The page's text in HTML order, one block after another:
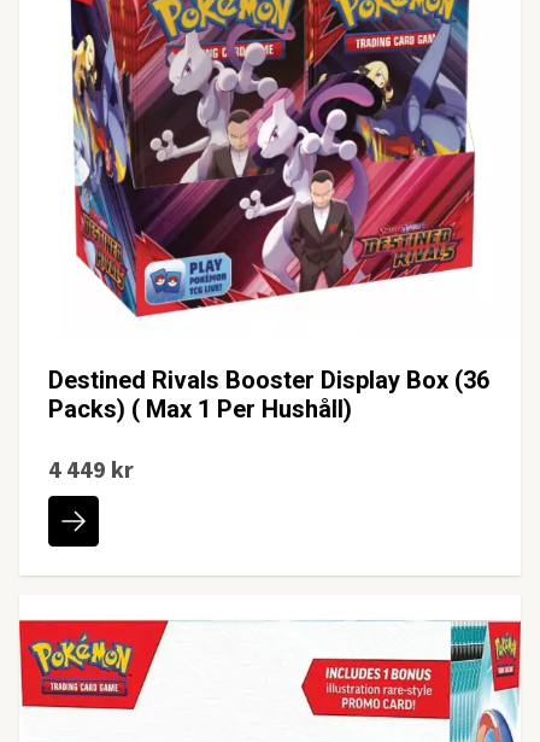
Destined Rivals Booster Display Box (36
Packs) ( Max 1 Per Hushåll)
4 449 kr